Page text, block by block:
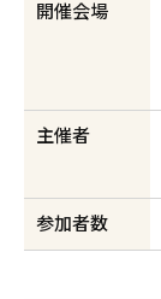
開催会場
主催者
参加者数